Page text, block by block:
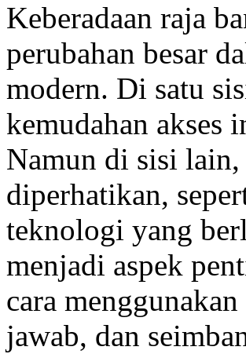
Keberadaan raja
perubahan besar
modern. Di satu
kemudahan akses
Namun di sisi lain,
diperhatikan,
teknologi yang
menjadi aspek
cara
jawab, dan